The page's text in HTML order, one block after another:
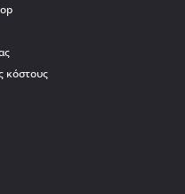
κόστους